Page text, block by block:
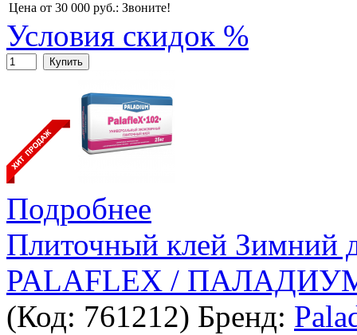
Цена от 30 000 руб.: Звоните!
Условия скидок %
Купить
Подробнее
Плиточный клей Зимний
PALAFLEX /
(Код: 761212) Бренд: